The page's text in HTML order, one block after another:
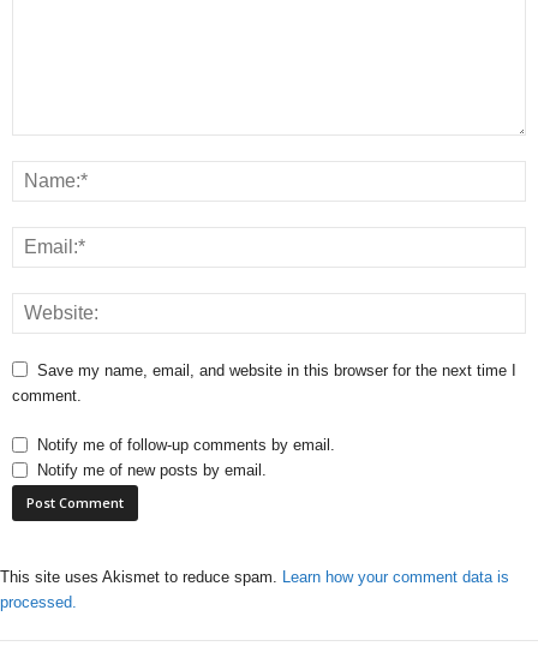
Save my name, email, and website in this browser for the next time I
comment.
Notify me of follow-up comments by email.
Notify me of new posts by email.
This site uses Akismet to reduce spam. Learn how your comment data is
processed.